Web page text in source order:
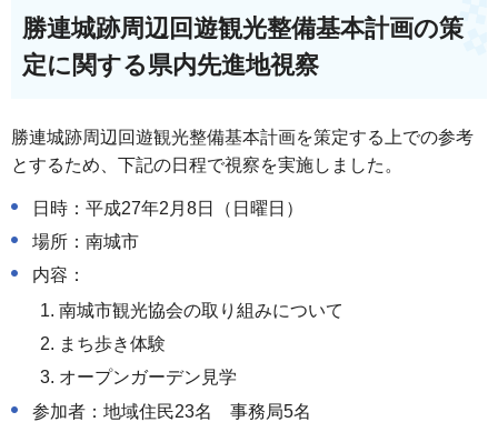
勝連城跡周辺回遊観光整備基本計画の策
定に関する県内先進地視察
勝連城跡周辺回遊観光整備基本計画を策定する上での参考
とするため、下記の日程で視察を実施しました。
日時：平成27年2月8日（日曜日）
場所：南城市
内容：
南城市観光協会の取り組みについて
まち歩き体験
オープンガーデン見学
参加者：地域住民23名 事務局5名